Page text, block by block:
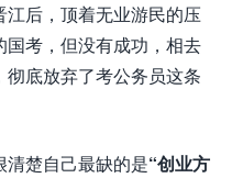
后，顶着无业游民的压
考，但没有成功，相去
底放弃了考公务员这条
楚自己最缺的是“创业方